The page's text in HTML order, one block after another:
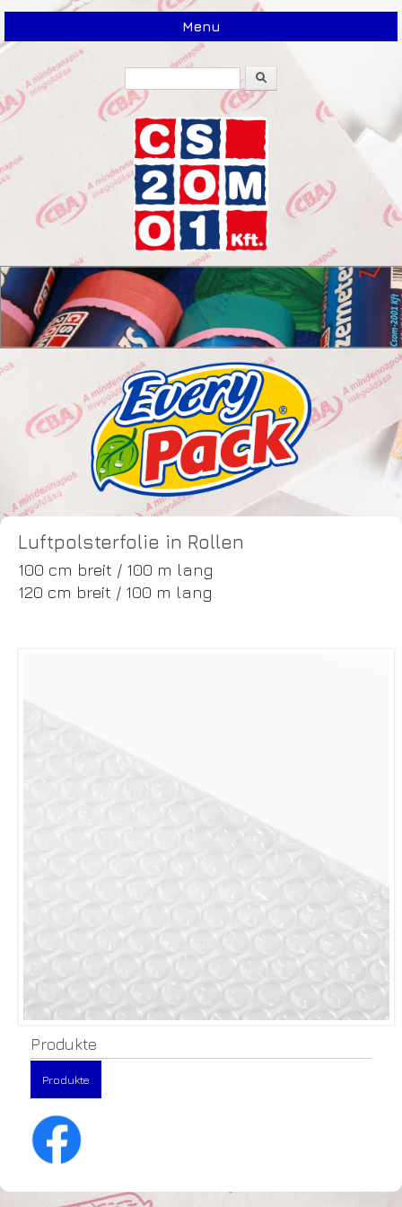
Menu
Search form
Luftpolsterfolie in Rollen
100 cm breit / 100 m lang
120 cm breit / 100 m lang
Produkte
Produkte